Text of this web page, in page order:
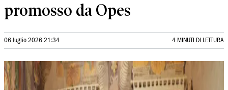
promosso da Opes
06 luglio 2026 21:34 4 MINUTI DI LETTURA